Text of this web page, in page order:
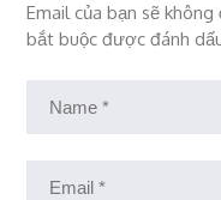
Email của bạn sẽ
bắt buộc được đánh